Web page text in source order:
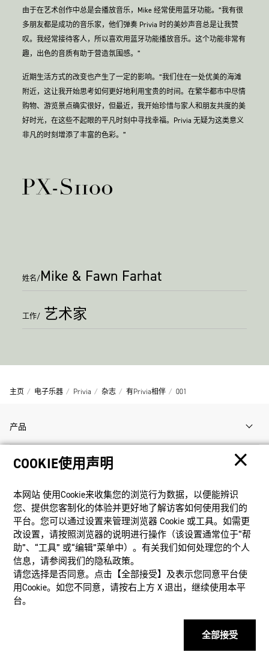
由于在艺术创作中总是会播放音乐，Mike 经常使用蓝牙功能。“我有很
多朋友都是成功的音乐家，他们弹奏 Privia 时的美妙声音总是让我赞
叹。我经常接待客人，所以喜欢用蓝牙功能播放音乐。这个功能非常有
趣，出色的音质有助于营造氛围感。”
近期生活方式的改变也产生了一定的影响。“我们住在一处优美的海滩
附近，这让我开始思考如何更好地利用宝贵的时间。在繁华都市中尽情
购物、游览景点确实很好，但最近，我开始珍惜与家人和朋友共度的美
好时光，在这些不起眼的平凡时刻中寻找幸福。Privia 无疑为这类意义
非凡的时刻增添了丰富的色彩。”
姓名/Mike & Fawn Farhat
工作/ 艺术家
主页 电子乐器 Privia 杂志 有Privia相伴 001
产品
客户支持
资讯
社交媒体
© 2025 卡西欧（中国）贸易有限公司 CASIO(China) Co., Ltd
COOKIE使用声明
本网站 使⽤Cookie来收集您的浏览⾏为数据，以便能辨识
您、提供您客制化的体验并更好地了解访客如何使⽤我们的
平台。您可以通过设置来管理浏览器 Cookie 或⼯具。如需更
改设置，请按照浏览器的说明进⾏操作（该设置通常位于“帮
助”、“⼯具” 或“编辑”菜单中）。有关我们如何处理您的个⼈
信息，请参阅我们的隐私政策。
请您选择是否同意。点击【全部接受】及表示您同意平台使
用Cookie。如您不同意，请按右上⽅ X 退出，继续使⽤本平
台。
全部接受